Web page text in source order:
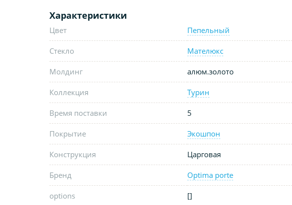
Характеристики
Цвет Пепельный
Стекло Мателюкс
Молдинг алюм.золото
Коллекция Турин
Время поставки 5
Покрытие Экошпон
Конструкция Царговая
Бренд Optima porte
options []